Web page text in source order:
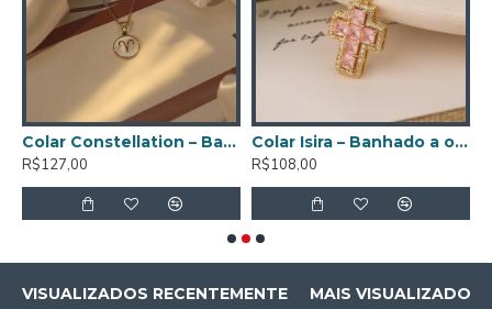
Colar Constellation – Banhado a ouro de 18K
R$127,00
Colar Isira – Banhado a ouro de 18K
R$108,00
VISUALIZADOS RECENTEMENTE MAIS VISUALIZADOS